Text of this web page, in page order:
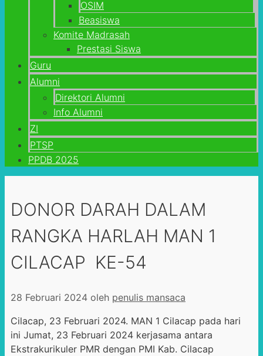
OSIM
Beasiswa
Komite Madrasah
Prestasi Siswa
Guru
Alumni
Direktori Alumni
Info Alumni
ZI
PTSP
PPDB 2025
DONOR DARAH DALAM
RANGKA HARLAH MAN 1
CILACAP KE-54
28 Februari 2024 oleh penulis mansaca
Cilacap, 23 Februari 2024. MAN 1 Cilacap pada hari
ini Jumat, 23 Februari 2024 kerjasama antara
Ekstrakurikuler PMR dengan PMI Kab. Cilacap